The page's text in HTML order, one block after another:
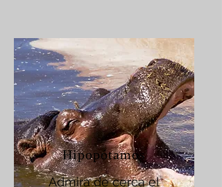
Hipopótamos
Admira de cerca el